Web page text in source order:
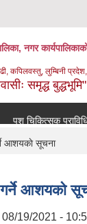
नगर
कपिलवस्तु, लुम्बिनी
समृद्ध बुद्धभूमि"
पशु चिकित्सक
आशयकाे सूचना
आशयकाे
19/2021 -